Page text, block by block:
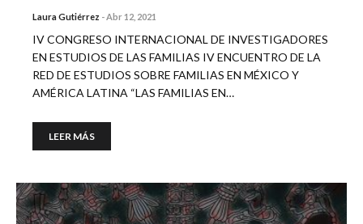
Laura Gutiérrez -Abr 12, 2021
IV CONGRESO INTERNACIONAL DE INVESTIGADORES
EN ESTUDIOS DE LAS FAMILIAS IV ENCUENTRO DE LA
RED DE ESTUDIOS SOBRE FAMILIAS EN MÉXICO Y
AMÉRICA LATINA “LAS FAMILIAS EN…
LEER MÁS